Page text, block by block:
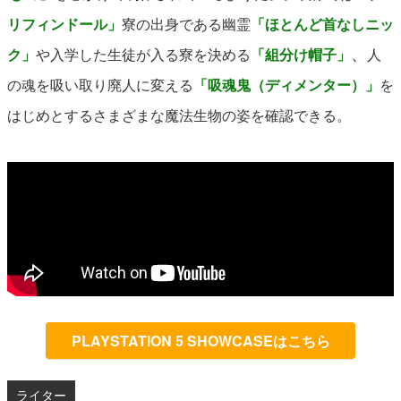
リフィンドール」 寮の出身である幽霊 「ほとんど首なしニッ
ク」 や入学した生徒が入る寮を決める 「組分け帽子」 、
人
の魂を吸い取り廃人に変える 「吸魂鬼（ディメンター）」 を
はじめとするさまざまな魔法生物の姿を確認できる。
PLAYSTATION 5 SHOWCASEはこちら
ライター